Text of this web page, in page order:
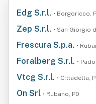
Edg S.r.l. • Borgoricco,
Zep S.r.l. • San Giorgio
Frescura S.p.a. •
Foralberg S.r.l. •
Vtcg S.r.l. • Cittadella,
On Srl • Rubano, PD